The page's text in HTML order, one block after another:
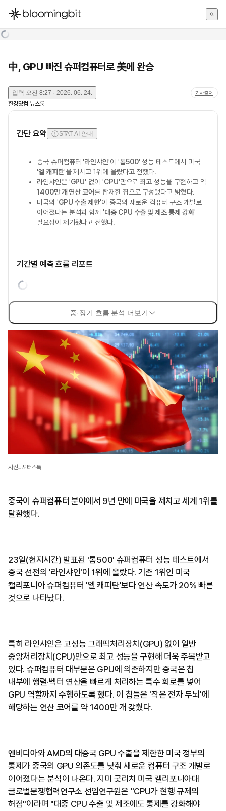
한국어
中, GPU 빠진 슈퍼컴퓨터로 美에 완승
입력 오전 8:27 · 2026. 06. 24. 기사출처
한경닷컴 뉴스룸
간단 요약 STAT AI 안내
중국 슈퍼컴퓨터 '라인샤인'이 '톱500' 성능 테스트에서 미국
'엘 캐피탄'을 제치고 1위에 올랐다고 전했다.
라인샤인은 'GPU' 없이 'CPU'만으로 최고 성능을 구현하고 약
1400만 개 연산 코어를 탑재한 칩으로 구성됐다고 밝혔다.
미국의 'GPU 수출 제한'이 중국의 새로운 컴퓨터 구조 개발로
이어졌다는 분석과 함께 '대중 CPU 수출 및 제조 통제 강화'
필요성이 제기됐다고 전했다.
기간별 예측 흐름 리포트
중·장기 흐름 분석 더보기
사진=셔터스톡
중국이 슈퍼컴퓨터 분야에서 9년 만에 미국을 제치고 세계 1위를
탈환했다.
23일(현지시간) 발표된 '톱500' 슈퍼컴퓨터 성능 테스트에서
중국 선전의 '라인샤인'이 1위에 올랐다. 기존 1위인 미국
캘리포니아 슈퍼컴퓨터 '엘 캐피탄'보다 연산 속도가 20% 빠른
것으로 나타났다.
특히 라인샤인은 고성능 그래픽처리장치(GPU) 없이 일반
중앙처리장치(CPU)만으로 최고 성능을 구현해 더욱 주목받고
있다. 슈퍼컴퓨터 대부분은 GPU에 의존하지만 중국은 칩
내부에 행렬·벡터 연산을 빠르게 처리하는 특수 회로를 넣어
GPU 역할까지 수행하도록 했다. 이 칩들은 '작은 전자 두뇌'에
해당하는 연산 코어를 약 1400만 개 갖췄다.
엔비디아와 AMD의 대중국 GPU 수출을 제한한 미국 정부의
통제가 중국의 GPU 의존도를 낮춰 새로운 컴퓨터 구조 개발로
이어졌다는 분석이 나온다. 지미 굿리치 미국 캘리포니아대
글로벌분쟁협력연구소 선임연구원은 "CPU가 현행 규제의
허점"이라며 "대중 CPU 수출 및 제조에도 통제를 강화해야